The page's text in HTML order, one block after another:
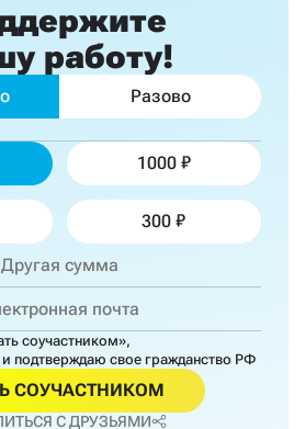
работу!
Разово
1000
300
соучастником»,
и подтверждаю свое гражданство РФ
СОУЧАСТНИКОМ
С ДРУЗЬЯМИ